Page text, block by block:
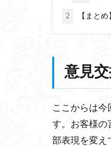
2 【まと
意見
ここからは今
す。お客様の
部表現を変え